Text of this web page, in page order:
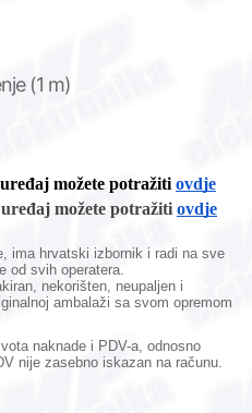
(1 m)
možete potražiti ovdje
možete potražiti ovdje
ima hrvatski izbornik i radi na sve
od svih operatera.
nekorišten, neupaljen i
ambalaži sa svom opremom
naknade i PDV-a, odnosno
nije zasebno iskazan na računu.